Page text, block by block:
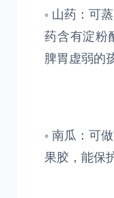
◦ 山药：可
药含有淀粉
脾胃虚弱的
◦ 南瓜：可
果胶，能保